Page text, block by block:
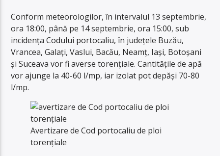
Conform meteorologilor, în intervalul 13 septembrie,
ora 18:00, până pe 14 septembrie, ora 15:00, sub
incidența Codului portocaliu, în județele Buzău,
Vrancea, Galați, Vaslui, Bacău, Neamț, Iași, Botoșani
și Suceava vor fi averse torențiale. Cantitățile de apă
vor ajunge la 40-60 l/mp, iar izolat pot depăși 70-80
l/mp.
Avertizare de Cod portocaliu de ploi
torențiale